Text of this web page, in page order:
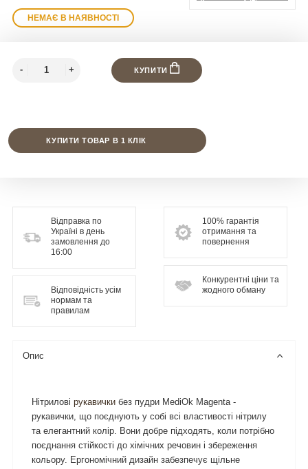
НЕМАЄ В НАЯВНОСТІ
КУПИТИ
КУПИТИ ТОВАР В 1 КЛІК
Відправка по
Україні в день
замовлення до
16:00
Відповідність усім
нормам та
правилам
100% гарантія
отримання та
повернення
Конкурентні ціни та
жодного обману
Опис
Нітрилові рукавички без пудри MediOk Magenta -
рукавички, що поєднують у собі всі властивості нітрилу
та елегантний колір. Вони добре підходять, коли потрібно
поєднання стійкості до хімічних речовин і збереження
кольору. Ергономічний дизайн забезпечує щільне